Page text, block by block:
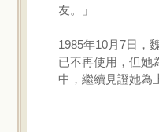
友。」
1985年10月7日，
已不再使用，但她
中，繼續見證她為